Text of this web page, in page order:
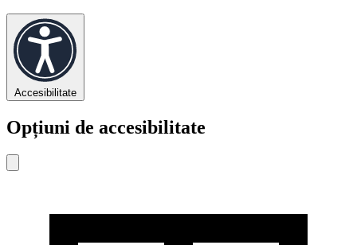
Accesibilitate
Opțiuni de accesibilitate